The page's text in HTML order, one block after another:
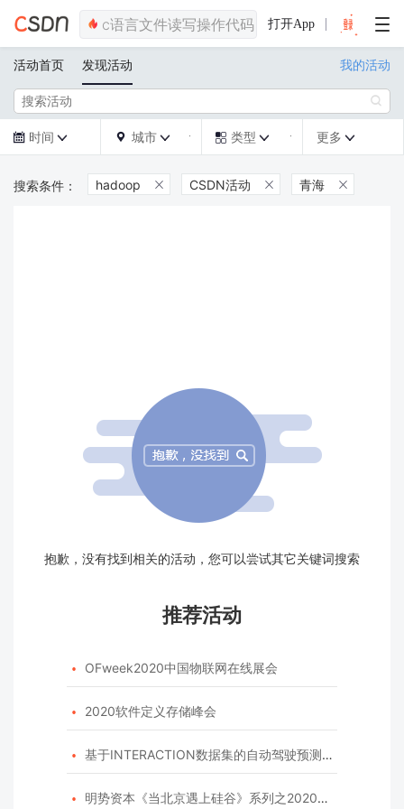
打开App
活动首页 发现活动 我的活动

 时间   城市   类型  更多 
hadoop  CSDN活动  青海 
抱歉，没有找到相关的活动，您可以尝试其它关键词搜索
推荐活动
 OFweek2020中国物联网在线展会
 2020软件定义存储峰会
 基于INTERACTION数据集的自动驾驶预测模型挑战赛
 明势资本《当北京遇上硅谷》系列之2020年度开源峰会